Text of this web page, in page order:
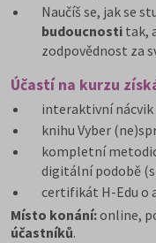
Naučíš se, jak se
budoucnosti tak,
zodpovědnost za
Účastí na kurzu
interaktivní nácvik
knihu Vyber
kompletní
digitální podobě
certifikát H-Edu o
Místo konání:online,
účastníků.